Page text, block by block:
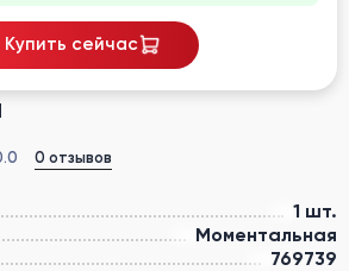
0 отзывов
1 шт.
Моментальная
769739
Купить сейчас